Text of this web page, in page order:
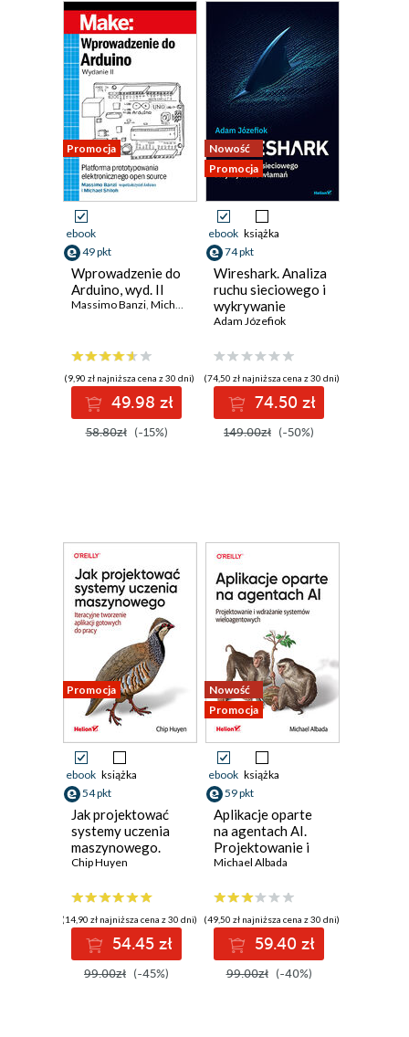
Promocja
ebook
49 pkt
Wprowadzenie do
Arduino, wyd. II
Massimo Banzi, Michael Shiloh
(9,90 zł najniższa cena z 30 dni)
49.98 zł
58.80zł (-15%)
Nowość
Promocja
ebook książka
74 pkt
Wireshark. Analiza
ruchu sieciowego i
wykrywanie
włamań
Adam Józefiok
(74,50 zł najniższa cena z 30 dni)
74.50 zł
149.00zł (-50%)
Promocja
ebook książka
54 pkt
Jak projektować
systemy uczenia
maszynowego.
Iteracyjne
gotowych do
pracy
Chip Huyen
(14,90 zł najniższa cena z 30 dni)
54.45 zł
99.00zł (-45%)
Nowość
Promocja
ebook książka
59 pkt
Aplikacje oparte
na agentach AI.
Projektowanie i
wdrażanie
wieloagentowych
Michael Albada
(49,50 zł najniższa cena z 30 dni)
59.40 zł
99.00zł (-40%)